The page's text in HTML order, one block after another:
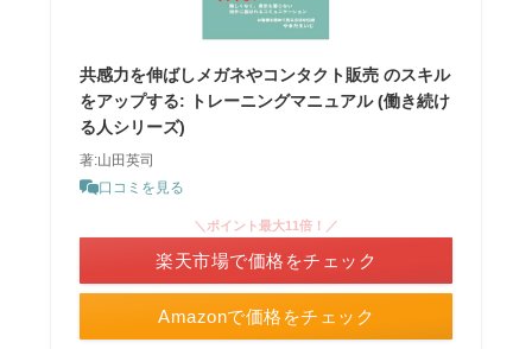
共感力を伸ばしメガネやコンタクト販売 のスキル
をアップする: トレーニングマニュアル (働き続け
る人シリーズ)
著:山田英司
口コミを見る
Amazonで価格をチェック
＼ポイント最大11倍！／
楽天市場で価格をチェック